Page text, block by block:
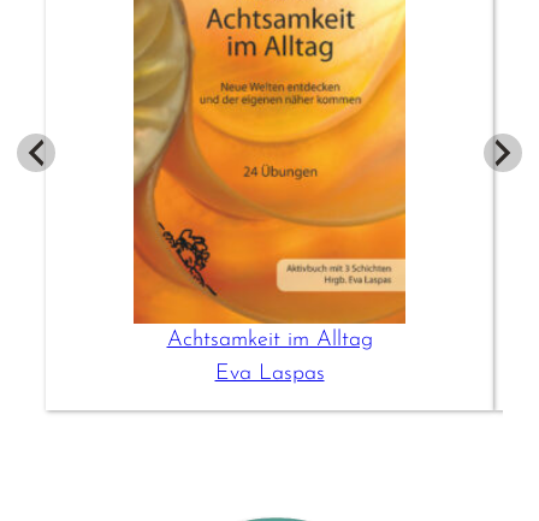
Achtsamkeit im Alltag
Eva Laspas